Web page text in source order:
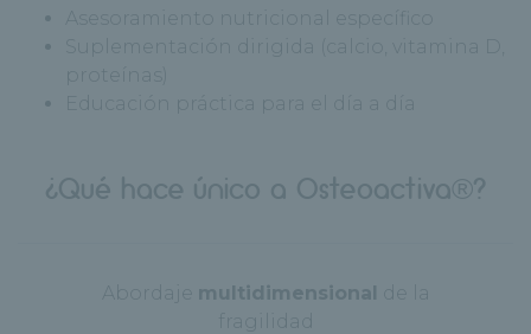
Asesoramiento nutricional específico
Suplementación dirigida (calcio, vitamina D,
proteínas)
Educación práctica para el día a día
¿Qué hace único a Osteoactiva®?
Abordaje multidimensional de la
fragilidad